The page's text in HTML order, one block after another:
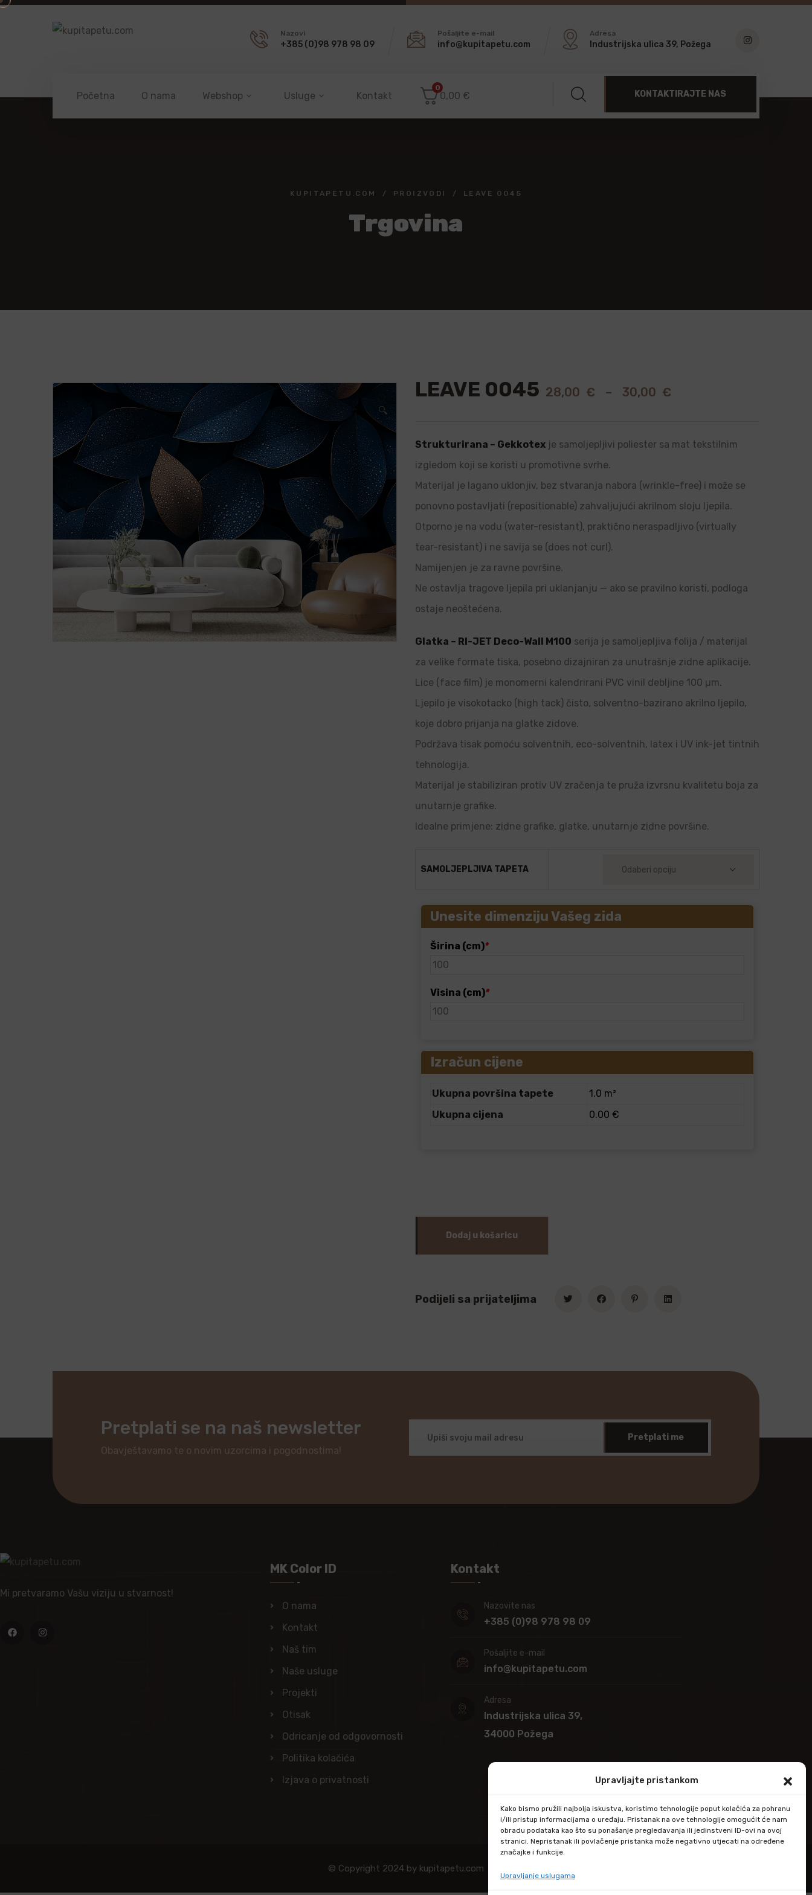
Upravljajte pristankom
Kako bismo pružili najbolja iskustva, koristimo tehnologije poput kolačića za pohranu
i/ili pristup informacijama o uređaju. Pristanak na ove tehnologije omogućit će nam
obradu podataka kao što su ponašanje pregledavanja ili jedinstveni ID-ovi na ovoj
stranici. Nepristanak ili povlačenje pristanka može negativno utjecati na određene
značajke i funkcije.
Upravljanje uslugama
Nazovi
+385 (0)98 978 98 09
Pošaljite e-mail
info@kupitapetu.com
Adresa
Industrijska ulica 39, Požega
Početna O nama Webshop Usluge Kontakt
0
0,00 € KONTAKTIRAJTE NAS
KUPITAPETU.COM PROIZVODI LEAVE 0045
Trgovina
🔍
LEAVE 0045 28,00 € – 30,00 €
Strukturirana – Gekkotex je samoljepljivi poliester sa mat tekstilnim
izgledom koji se koristi u promotivne svrhe.
Materijal je lagano uklonjiv, bez stvaranja nabora (wrinkle-free) i može se
ponovno postavljati (repositionable) zahvaljujući akrilnom sloju ljepila.
Otporno je na vodu (water-resistant), praktično neraspadljivo (virtually
tear-resistant) i ne savija se (does not curl).
Namijenjen je za ravne površine.
Ne ostavlja tragove ljepila pri uklanjanju — ako se pravilno koristi, podloga
ostaje neoštećena.
Glatka – RI-JET Deco-Wall M100 serija je samoljepljiva folija / materijal
za velike formate tiska, posebno dizajniran za unutrašnje zidne aplikacije.
Lice (face film) je monomerni kalendrirani PVC vinil debljine 100 µm.
Ljepilo je visokotacko (high tack) čisto, solventno-bazirano akrilno ljepilo,
koje dobro prijanja na glatke zidove.
Podržava tisak pomoću solventnih, eco-solventnih, latex i UV ink-jet tintnih
tehnologija.
Materijal je stabiliziran protiv UV zračenja te pruža izvrsnu kvalitetu boja za
unutarnje grafike.
Idealne primjene: zidne grafike, glatke, unutarnje zidne površine.
SAMOLJEPLJIVA TAPETA
Unesite dimenziju Vašeg zida
Širina (cm)*
Visina (cm)*
Izračun cijene
Ukupna površina tapete
1.0 m²
Ukupna cijena
0.00 €
Dodaj u košaricu
Podijeli sa prijateljima
Pretplati se na naš newsletter
Obavještavamo te o novim uzorcima i pogodnostima!
Pretplati me
Mi pretvaramo Vašu viziju u stvarnost!
MK Color ID
O nama
Kontakt
Naš tim
Naše usluge
Projekti
Otisak
Odricanje od odgovornosti
Politika kolačića
Izjava o privatnosti
Kontakt
Nazovite nas
+385 (0)98 978 98 09
Pošaljite e-mail
info@kupitapetu.com
Adresa
Industrijska ulica 39,
34000 Požega
© Copyright 2024 by kupitapetu.com